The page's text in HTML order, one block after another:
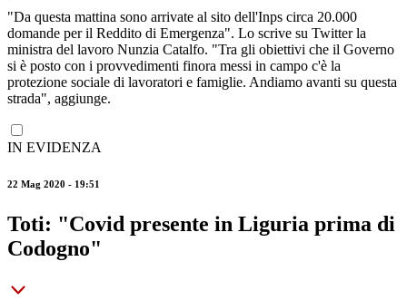
"Da questa mattina sono arrivate al sito dell'Inps circa 20.000
domande per il Reddito di Emergenza". Lo scrive su Twitter la
ministra del lavoro Nunzia Catalfo. "Tra gli obiettivi che il Governo
si è posto con i provvedimenti finora messi in campo c'è la
protezione sociale di lavoratori e famiglie. Andiamo avanti su questa
strada", aggiunge.
IN EVIDENZA
22 Mag 2020 - 19:51
Toti: "Covid presente in Liguria prima di
Codogno"